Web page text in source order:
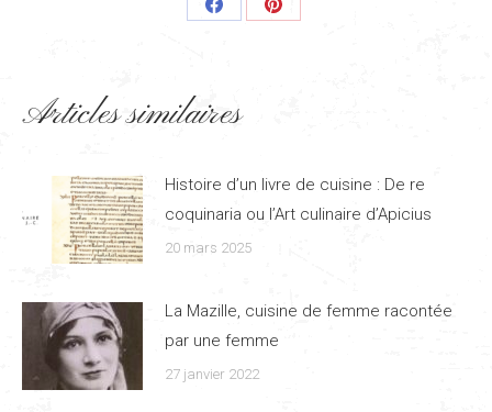
Share
Share
Articles similaires
Histoire d’un livre de cuisine : De re
coquinaria ou l’Art culinaire d’Apicius
20 mars 2025
La Mazille, cuisine de femme racontée
par une femme
27 janvier 2022